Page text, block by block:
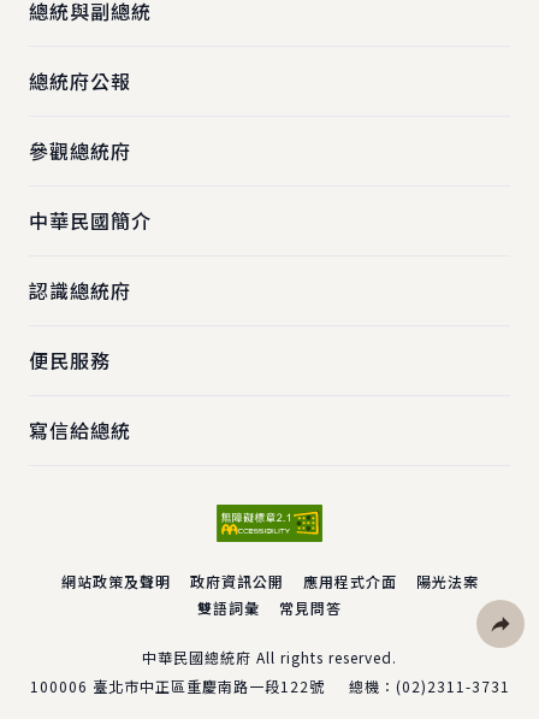
總統與副總統
總統府公報
參觀總統府
中華民國簡介
認識總統府
便民服務
寫信給總統
網站政策及聲明 政府資訊公開 應用程式介面
陽光法案
雙語詞彙
常見問答
中華民國總統府 All rights reserved.
100006 臺北市中正區重慶南路一段122號 總機： (02)2311-3731